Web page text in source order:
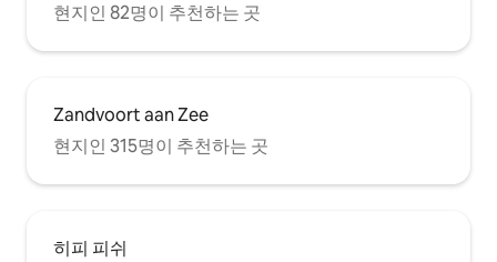
현지인 82명이 추천하는 곳
Zandvoort aan Zee
현지인 315명이 추천하는 곳
히피 피쉬